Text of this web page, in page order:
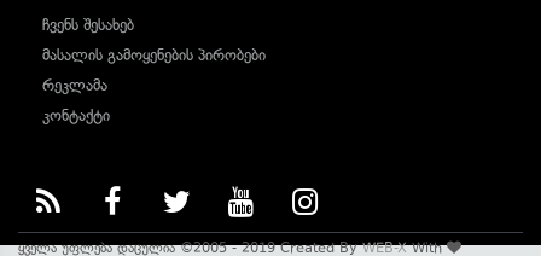
ჩვენს შესახებ
მასალის გამოყენების პირობები
რეკლამა
კონტაქტი
ყველა უფლება დაცულია ©2005 - 2019 Created ByWEB-XWith